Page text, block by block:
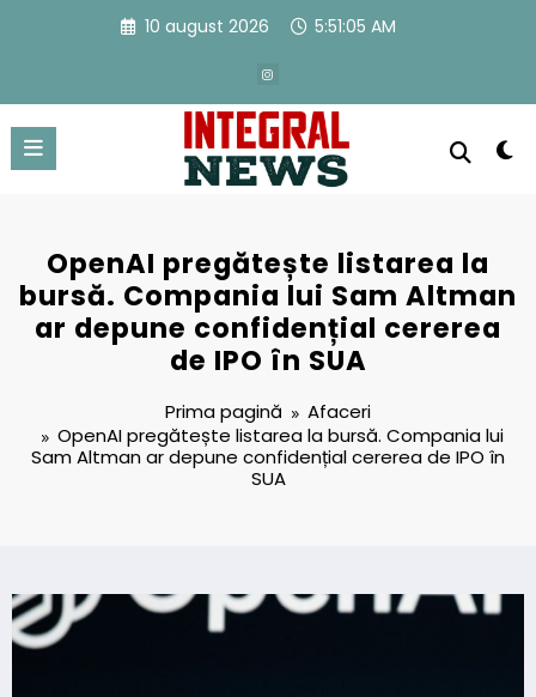
10 august 2026 5:51:06 AM
OpenAI pregătește listarea la
bursă. Compania lui Sam Altman
ar depune confidențial cererea
de IPO în SUA
Prima pagină
Afaceri
OpenAI pregătește listarea la bursă. Compania lui
Sam Altman ar depune confidențial cererea de IPO în
SUA